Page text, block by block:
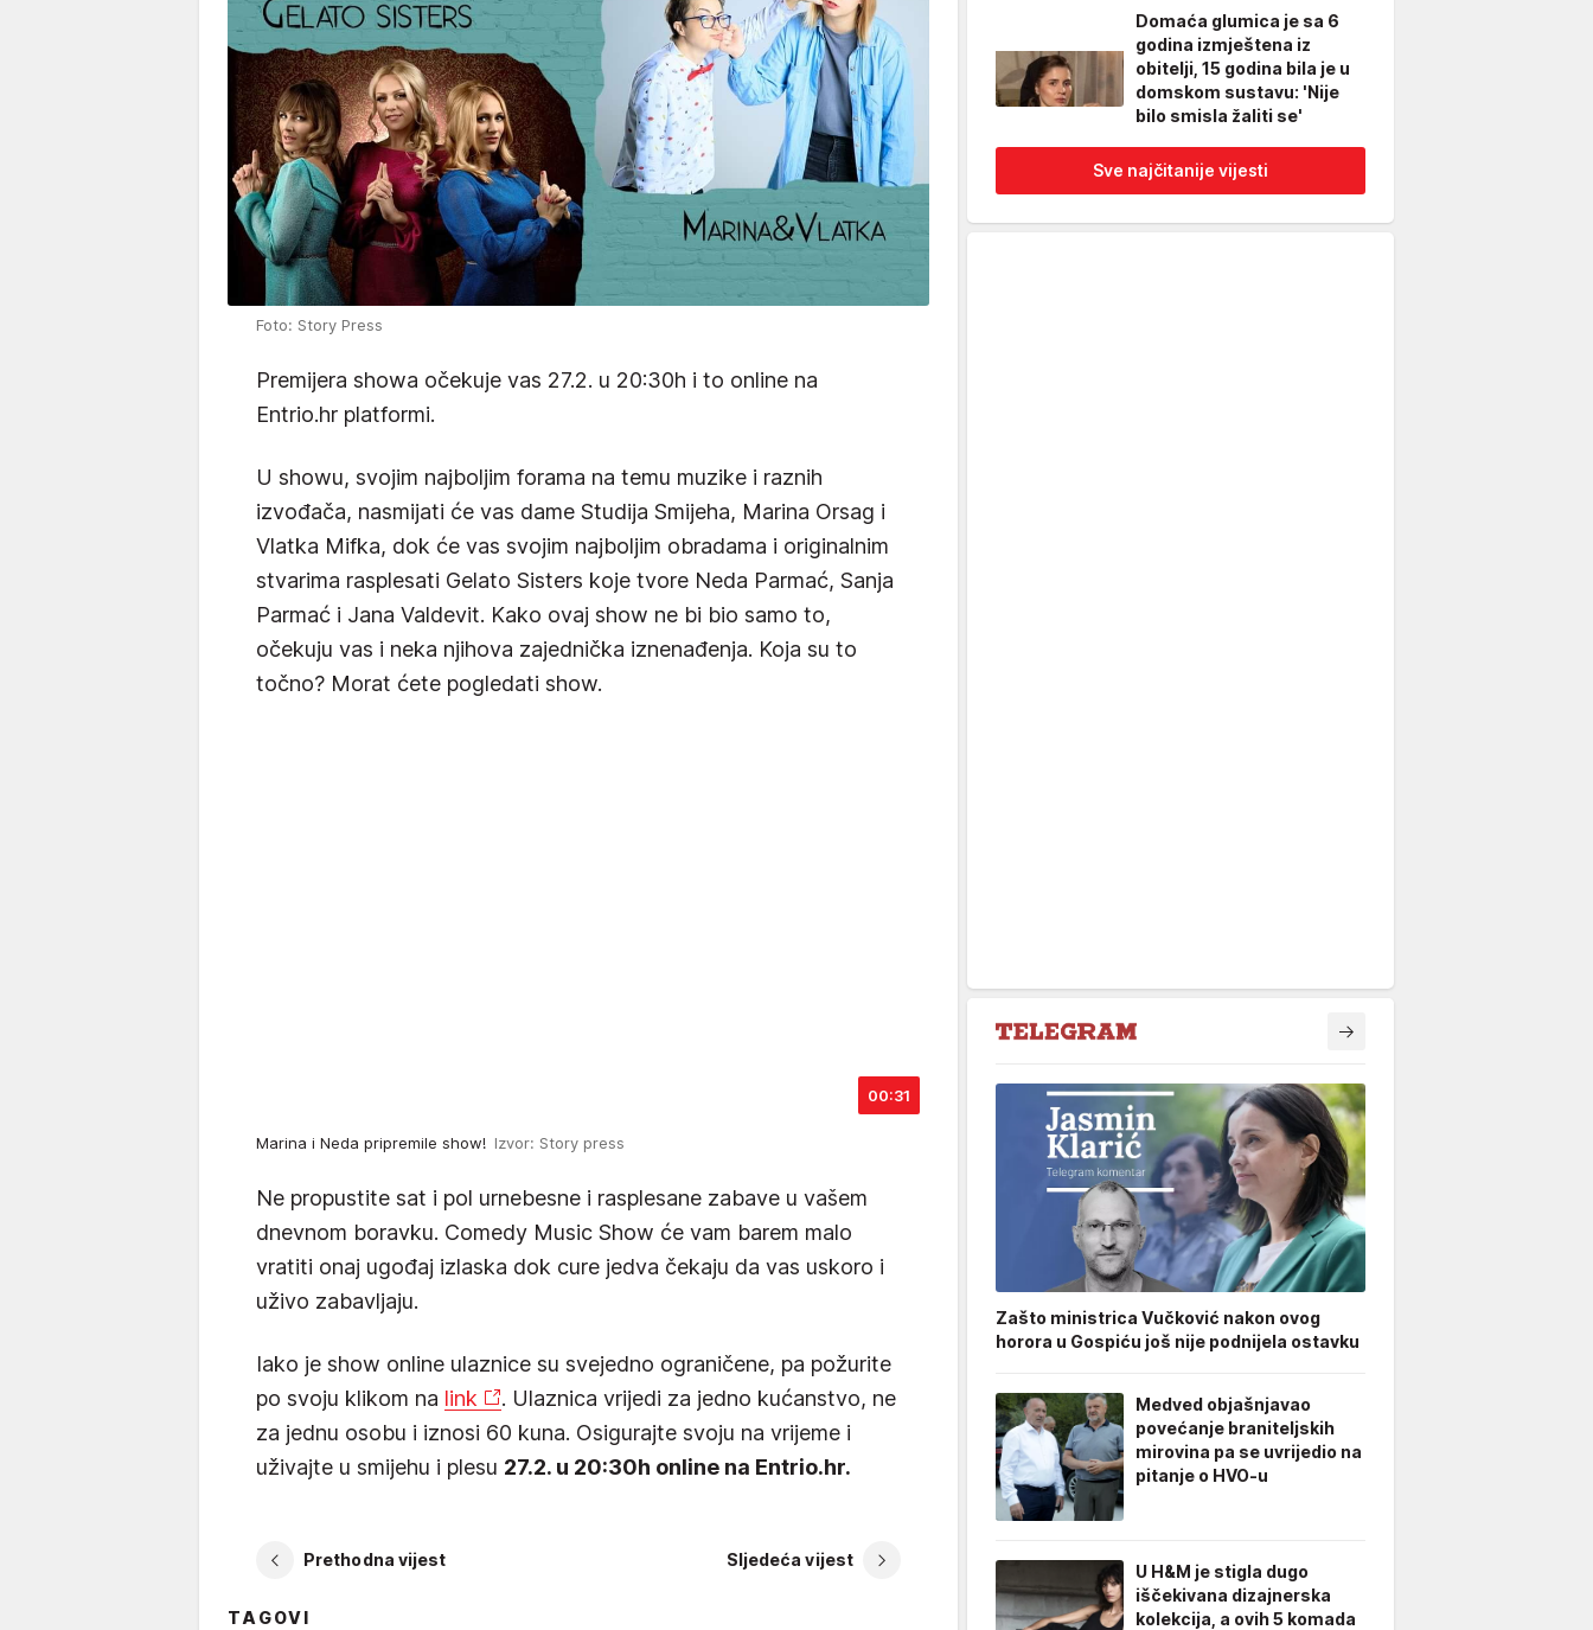
Foto: Story Press
Premijera showa očekuje vas 27.2. u 20:30h i to online na
Entrio.hr platformi.
U showu, svojim najboljim forama na temu muzike i raznih
izvođača, nasmijati će vas dame Studija Smijeha, Marina Orsag i
Vlatka Mifka, dok će vas svojim najboljim obradama i originalnim
stvarima rasplesati Gelato Sisters koje tvore Neda Parmać, Sanja
Parmać i Jana Valdevit. Kako ovaj show ne bi bio samo to,
očekuju vas i neka njihova zajednička iznenađenja. Koja su to
točno? Morat ćete pogledati show.
00:31
Marina i Neda pripremile show! Izvor: Story press
Ne propustite sat i pol urnebesne i rasplesane zabave u vašem
dnevnom boravku. Comedy Music Show će vam barem malo
vratiti onaj ugođaj izlaska dok cure jedva čekaju da vas uskoro i
uživo zabavljaju.
Iako je show online ulaznice su svejedno ograničene, pa požurite
po svoju klikom na link
. Ulaznica vrijedi za jedno kućanstvo, ne
za jednu osobu i iznosi 60 kuna. Osigurajte svoju na vrijeme i
uživajte u smijehu i plesu 27.2. u 20:30h online na Entrio.hr.
Prethodna vijest Sljedeća vijest
TAGOVI
Domaća glumica je sa 6
godina izmještena iz
obitelji, 15 godina bila je u
domskom sustavu: 'Nije
bilo smisla žaliti se'
Sve najčitanije vijesti
Zašto ministrica Vučković nakon ovog
horora u Gospiću još nije podnijela ostavku
Medved objašnjavao
povećanje braniteljskih
mirovina pa se uvrijedio na
pitanje o HVO-u
U H&M je stigla dugo
iščekivana dizajnerska
kolekcija, a ovih 5 komada